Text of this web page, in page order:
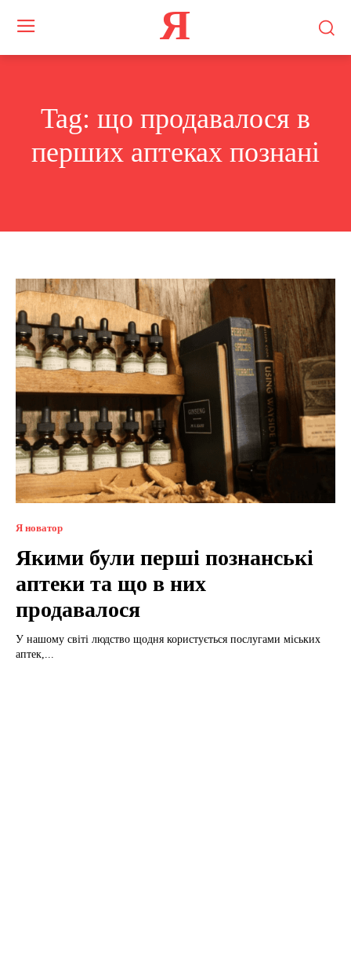
Я
Tag: що продавалося в
перших аптеках познані
Я новатор
Якими були перші познанські
аптеки та що в них
продавалося
У нашому світі людство щодня користується послугами міських
аптек,...